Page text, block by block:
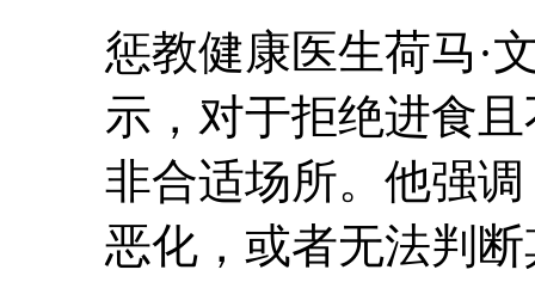
惩教健康医生荷马·
示，对于拒绝进食
非合适场所。他强
恶化，或者无法判